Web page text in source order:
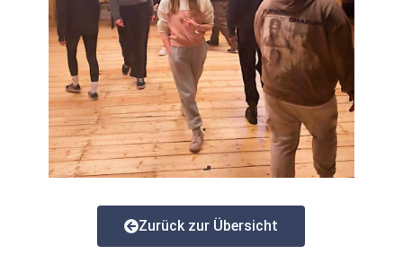
Zurück zur Übersicht